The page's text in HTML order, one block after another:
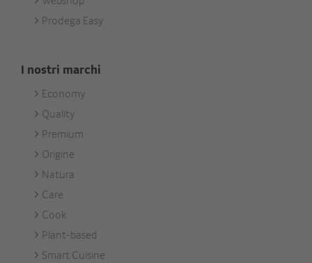
Prodega Easy
I nostri marchi
Footer
Unsere
Marken
Economy
Quality
Premium
Origine
Natura
Care
Cook
Plant-based
Smart Cuisine